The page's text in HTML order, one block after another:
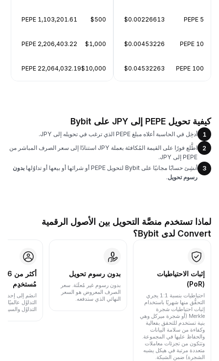
5 PEPE
$0.00226613
10 PEPE
$0.00453226
100 PEPE
$0.04532263
$500
1,103,201.61 PEPE
$1,000
2,206,403.22 PEPE
$10,000
22,064,032.19 PEPE
كيفية تحويل PEPE إلى JPY على Bybit
1
أدخِل في الحاسبة أعلاه مبلغ PEPE الذي ترغب في تحويله إلى JPY.
2
اطَّلع فورًا على القيمة المُكافئة بعملة JPY استنادًا إلى سعر الصرف المباشر من
PEPE إلى JPY.
3
أنشِئ حسابًا مجانيًا على Bybit لتحويل PEPE أو شرائها أو بيعها أو تداوُلها
بدون
رسوم تحويل.
لماذا تستخدم منصَّة التحويل بين الأصول الرقمية
Convert لدى Bybit؟
إثبات الاحتياطيات
(PoR)
احتياطيات بنسبة 1:1 يجري
التحقُّق منها شهريًا باستخدام
إثبات احتياطيات شجرة
Merkle (أو شجرة ميركل وهي
بنية تستخدم للتحقق بفعالية
وكفاءة من سلامة البيانات
والحفاظ عليها في المجموعة.
وتتكون من تجزئات معاملات
متعددة مرتبة في هيكل يشبه
الشجرة) ضمن الشبكة.
بدون رسوم تحويل
بدون رسوم غير مُعلَنَة. سعر
الصرف المعروض هو السعر
النهائي الذي ستدفعه.
مُستخدِم
انضَم إلى إحدى
التداوُل
التداوُل والسيولة.